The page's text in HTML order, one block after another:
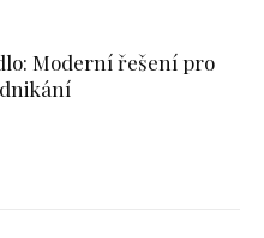
Moderní řešení pro